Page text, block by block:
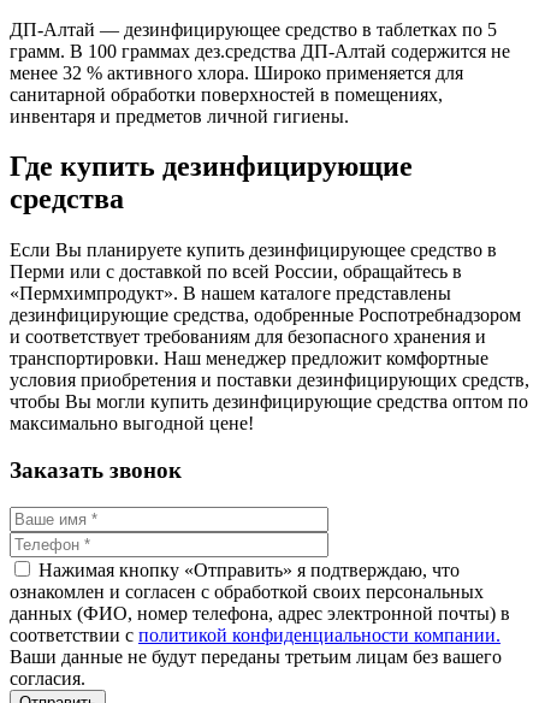
ДП-Алтай — дезинфицирующее средство в таблетках по 5
грамм. В 100 граммах дез.средства ДП-Алтай содержится не
менее 32 % активного хлора. Широко применяется для
санитарной обработки поверхностей в помещениях,
инвентаря и предметов личной гигиены.
Где купить дезинфицирующие
средства
Если Вы планируете купить дезинфицирующее средство в
Перми или с доставкой по всей России, обращайтесь в
«Пермхимпродукт». В нашем каталоге представлены
дезинфицирующие средства, одобренные Роспотребнадзором
и соответствует требованиям для безопасного хранения и
транспортировки. Наш менеджер предложит комфортные
условия приобретения и поставки дезинфицирующих средств,
чтобы Вы могли купить дезинфицирующие средства оптом по
максимально выгодной цене!
Заказать звонок
Нажимая кнопку «Отправить» я подтверждаю, что
ознакомлен и согласен с обработкой своих персональных
данных (ФИО, номер телефона, адрес электронной почты) в
соответствии с политикой конфиденциальности компании.
Ваши данные не будут переданы третьим лицам без вашего
согласия.